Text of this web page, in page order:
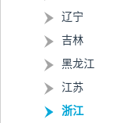
辽宁
吉林
黑龙江
江苏
浙江